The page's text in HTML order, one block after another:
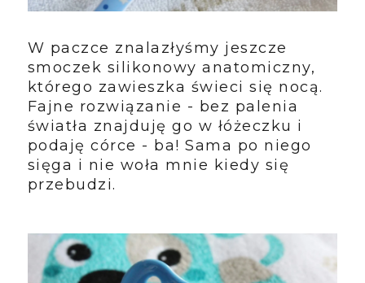
W paczce znalazłyśmy jeszcze
smoczek silikonowy anatomiczny,
którego zawieszka świeci się nocą.
Fajne rozwiązanie - bez palenia
światła znajduję go w łóżeczku i
podaję córce - ba! Sama po niego
sięga i nie woła mnie kiedy się
przebudzi.